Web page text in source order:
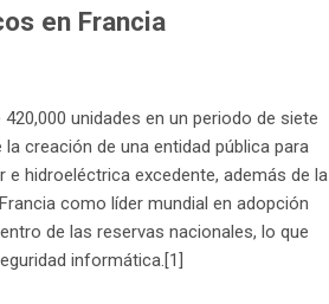
en Francia
420,000 unidades en un periodo de siete
creación de una entidad pública para
e hidroeléctrica excedente, además de la
como líder mundial en adopción
de las reservas nacionales, lo que
informática.[1]